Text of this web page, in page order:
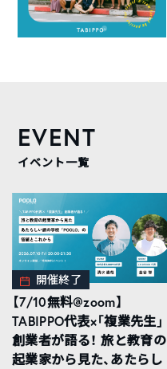
EVENT
イベント一覧
開催終了
【7/10無料@zoom】
TABIPPO代表×「複業先生」
創業者が語る！ 旅と教育の
起業家から見た、あたらし